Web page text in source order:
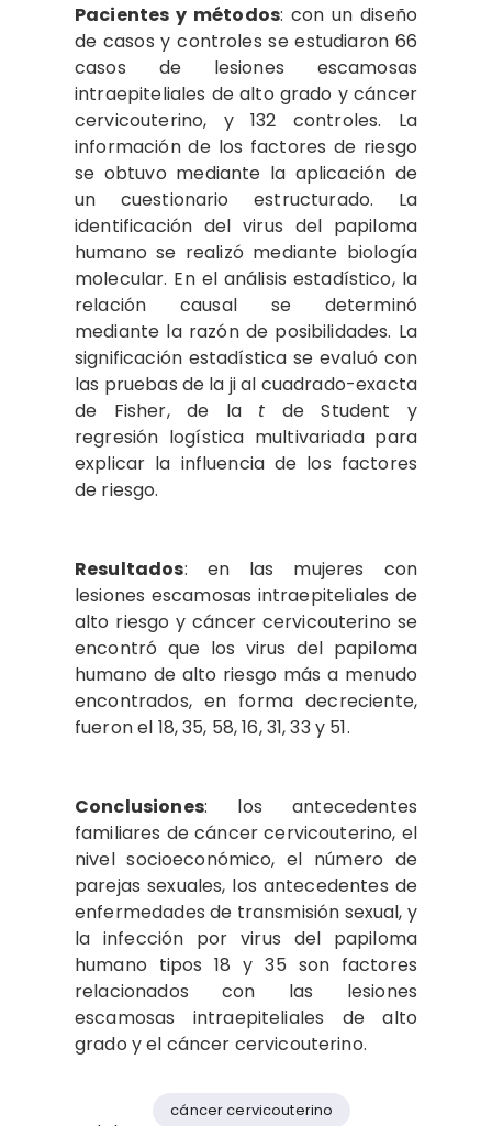
Pacientes y métodos: con un diseño
de casos y controles se estudiaron 66
casos de lesiones escamosas
intraepiteliales de alto grado y cáncer
cervicouterino, y 132 controles. La
información de los factores de riesgo
se obtuvo mediante la aplicación de
un cuestionario estructurado. La
identificación del virus del papiloma
humano se realizó mediante biología
molecular. En el análisis estadístico, la
relación causal se determinó
mediante la razón de posibilidades. La
significación estadística se evaluó con
las pruebas de la ji al cuadrado-exacta
de Fisher, de la t de Student y
regresión logística multivariada para
explicar la influencia de los factores
de riesgo.
Resultados: en las mujeres con
lesiones escamosas intraepiteliales de
alto riesgo y cáncer cervicouterino se
encontró que los virus del papiloma
humano de alto riesgo más a menudo
encontrados, en forma decreciente,
fueron el 18, 35, 58, 16, 31, 33 y 51.
Conclusiones: los antecedentes
familiares de cáncer cervicouterino, el
nivel socioeconómico, el número de
parejas sexuales, los antecedentes de
enfermedades de transmisión sexual, y
la infección por virus del papiloma
humano tipos 18 y 35 son factores
relacionados con las lesiones
escamosas intraepiteliales de alto
grado y el cáncer cervicouterino.
cáncer cervicouterino